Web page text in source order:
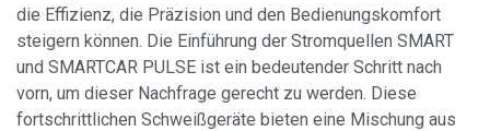
die Effizienz, die Präzision und den Bedienungskomfort
steigern können. Die Einführung der Stromquellen SMART
und SMARTCAR PULSE ist ein bedeutender Schritt nach
vorn, um dieser Nachfrage gerecht zu werden. Diese
fortschrittlichen Schweißgeräte bieten eine Mischung aus